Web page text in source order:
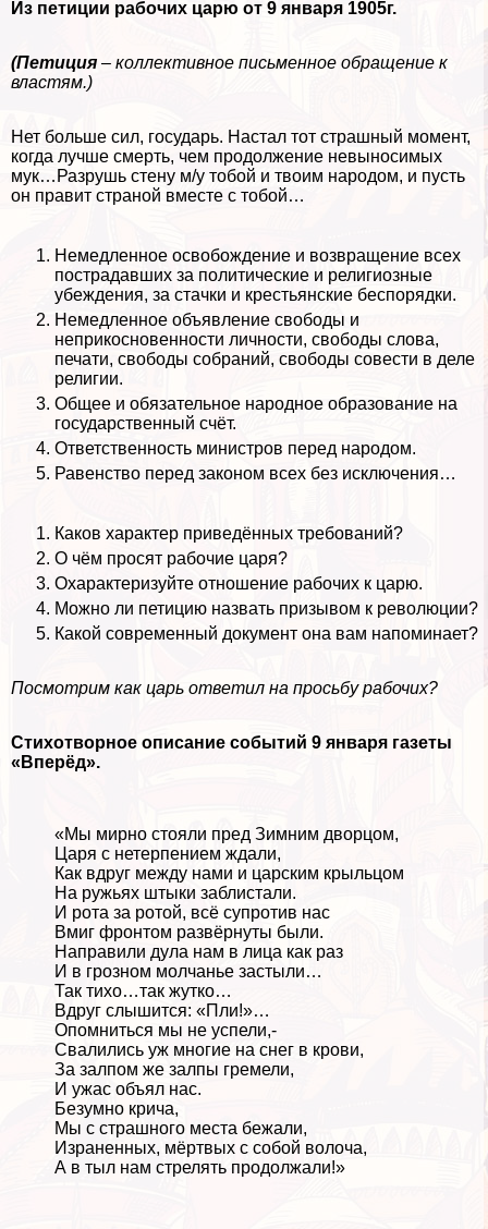
Из петиции рабочих царю от 9 января 1905г.
(Петиция – коллективное письменное обращение к
властям.)
Нет больше сил, государь. Настал тот страшный момент,
когда лучше cмepть, чем продолжение невыносимых
мук…Разрушь стену м/у тобой и твоим народом, и пусть
он правит страной вместе с тобой…
Немедленное освобождение и возвращение всех
пострадавших за политические и религиозные
убеждения, за стачки и крестьянские беспорядки.
Немедленное объявление свободы и
неприкосновенности личности, свободы слова,
печати, свободы собраний, свободы совести в деле
религии.
Общее и обязательное народное образование на
государственный счёт.
Ответственность министров перед народом.
Равенство перед законом всех без исключения…
Каков хаpaктер приведённых требований?
О чём просят рабочие царя?
Охаpaктеризуйте отношение рабочих к царю.
Можно ли петицию назвать призывом к революции?
Какой современный документ она вам напоминает?
Посмотрим как царь ответил на просьбу рабочих?
Стихотворное описание событий 9 января газеты
«Вперёд».
«Мы мирно стояли пред Зимним дворцом,
Царя с нетерпением ждали,
Как вдруг между нами и царским крыльцом
На ружьях штыки заблистали.
И рота за ротой, всё супротив нас
Вмиг фронтом развёрнуты были.
Направили дула нам в лица как раз
И в грозном молчанье застыли…
Так тихо…так жутко…
Вдруг слышится: «Пли!»…
Опомниться мы не успели,-
Свалились уж многие на снег в крови,
За залпом же залпы гремели,
И ужас объял нас.
Безумно крича,
Мы с страшного места бежали,
Израненных, мёртвых с собой волоча,
А в тыл нам стрелять продолжали!»